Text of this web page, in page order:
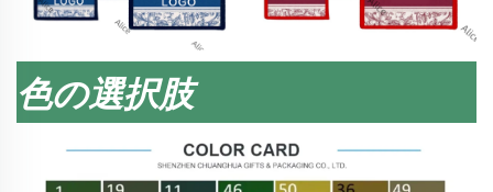
色の選択肢